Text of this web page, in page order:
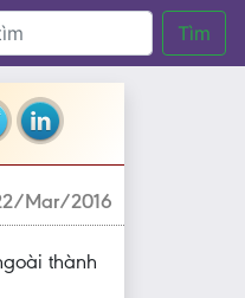
Tìm
Mar/2016
thành